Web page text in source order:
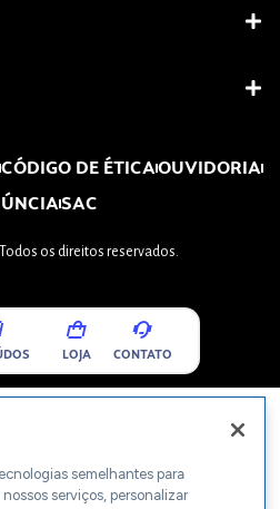
CÓDIGO DE ÉTICAOUVIDORIA
SAC
os direitos reservados.
LOJA CONTATO
semelhantes para
serviços, personalizar